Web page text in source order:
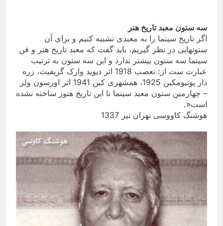
سه ستون معبد تاریخ هنر
اگر تاریخ سینما را به معبدی تشبیه کنیم و برای آن
ستونهایی در نظر گیریم، باید گفت که معبد تاریخ هنر و فن
سینما سه ستون بیشتر ندارد و این سه ستون به ترتیب
عبارت ست از: تعصب 1918 اثر دیوید وارک گریفیث، زره
دار پوتیومکین 1925، همشهری کین 1941 اثر اورسون ولز
– چهارمین ستون معبد سینما تا این تاریخ هنوز ساخته نشده
است.»
هوشنگ کاووسی تهران تیر 1337